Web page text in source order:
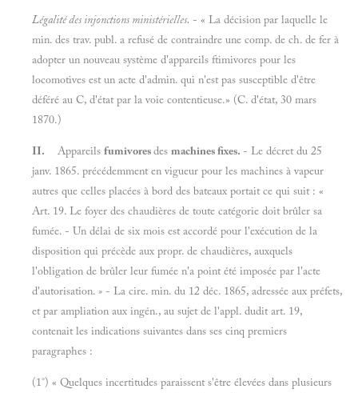
Légalité des injonctions ministérielles. - « La décision par laquelle le
min. des trav. publ. a refusé de contraindre une comp. de ch. de fer à
adopter un nouveau système d'appareils ftimivores pour les
locomotives est un acte d'admin. qui n'est pas susceptible d'être
déféré au C, d'état par la voie contentieuse.» (C. d'état, 30 mars
1870.)
II. Appareils fumivoresdes machines fixes. - Le décret du 25
janv. 1865. précédemment en vigueur pour les machines à vapeur
autres que celles placées à bord des bateaux portait ce qui suit : «
Art. 19. Le foyer des chaudières de toute catégorie doit brûler sa
fumée. - Un délai de six mois est accordé pour l'exécution de la
disposition qui précède aux propr. de chaudières, auxquels
l'obligation de brûler leur fumée n'a point été imposée par l'acte
d'autorisation. » - La cire. min. du 12 déc. 1865, adressée aux préfets,
et par ampliation aux ingén., au sujet de l'appl. dudit art. 19,
contenait les indications suivantes dans ses cinq premiers
paragraphes :
(1°) « Quelques incertitudes paraissent s'être élevées dans plusieurs